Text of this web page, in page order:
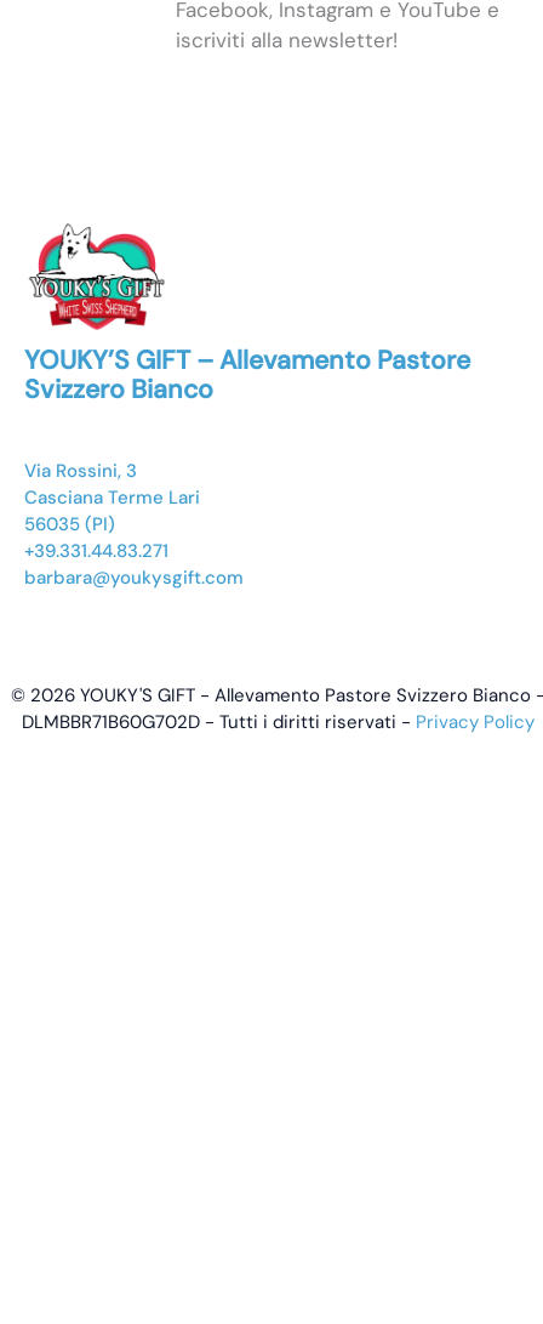
Facebook, Instagram e YouTube e
iscriviti alla newsletter!
YOUKY’S GIFT – Allevamento Pastore
Svizzero Bianco
Via Rossini, 3
Casciana Terme Lari
56035 (PI)
+39.331.44.83.271
barbara@youkysgift.com
© 2026 YOUKY'S GIFT - Allevamento Pastore Svizzero Bianco
DLMBBR71B60G702D - Tutti i diritti riservati - Privacy Policy